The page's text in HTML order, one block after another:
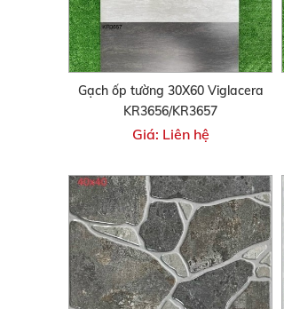
Gạch ốp tường 30X60 Viglacera
KR3656/KR3657
Giá: Liên hệ